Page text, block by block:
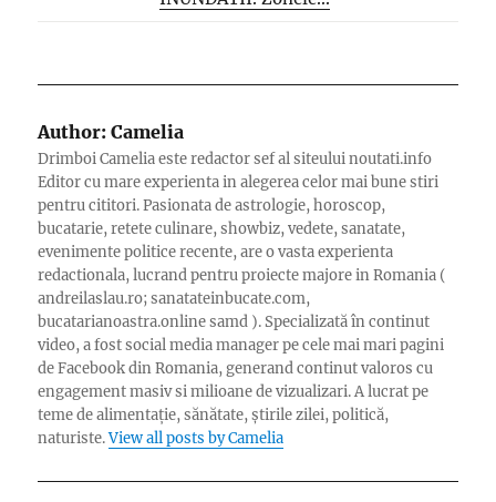
Author: Camelia
Drimboi Camelia este redactor sef al siteului noutati.info
Editor cu mare experienta in alegerea celor mai bune stiri
pentru cititori. Pasionata de astrologie, horoscop,
bucatarie, retete culinare, showbiz, vedete, sanatate,
evenimente politice recente, are o vasta experienta
redactionala, lucrand pentru proiecte majore in Romania (
andreilaslau.ro; sanatateinbucate.com,
bucatarianoastra.online samd ). Specializată în continut
video, a fost social media manager pe cele mai mari pagini
de Facebook din Romania, generand continut valoros cu
engagement masiv si milioane de vizualizari. A lucrat pe
teme de alimentație, sănătate, știrile zilei, politică,
naturiste.View all posts by Camelia